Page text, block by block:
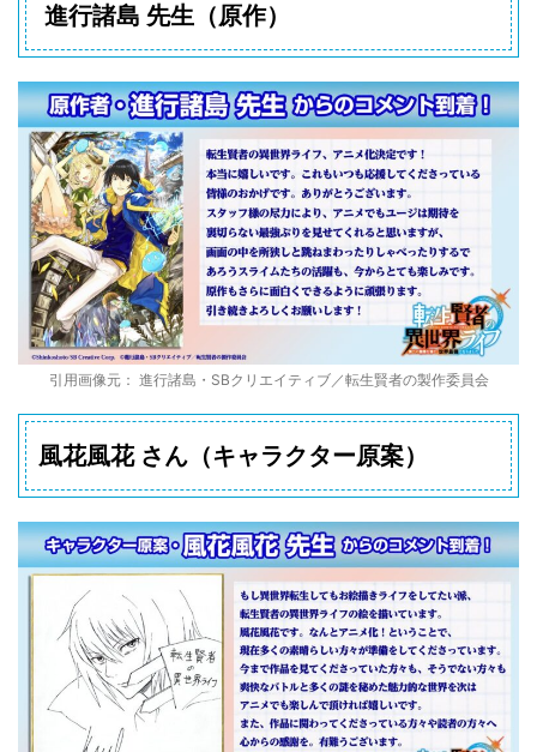
進行諸島 先生（原作）
引用画像元： 進行諸島・SBクリエイティブ／転生賢者の製作委員会
風花風花 さん（キャラクター原案）